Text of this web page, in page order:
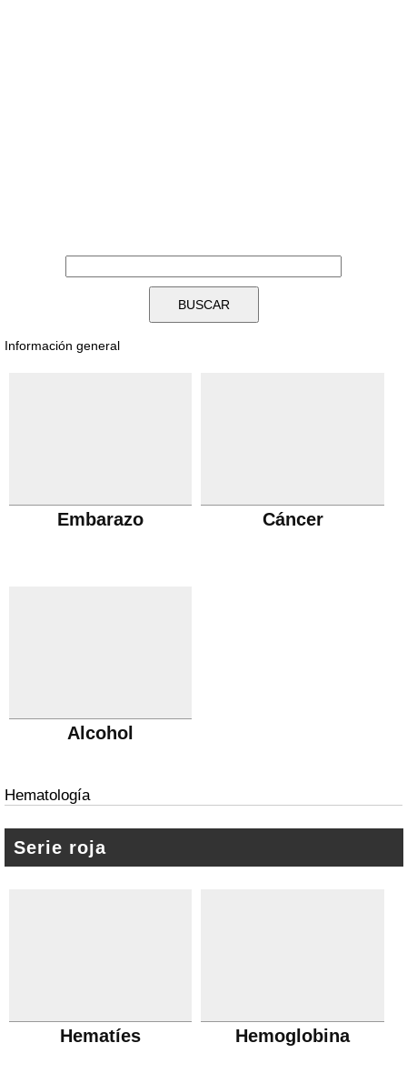
Información general
Embarazo Cáncer
Alcohol
Hematología
Serie roja
Hematíes Hemoglobina